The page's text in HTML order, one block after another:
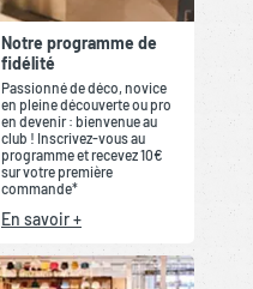
Notre programme de
fidélité
Passionné de déco, novice
en pleine découverte ou pro
en devenir : bienvenue au
club ! Inscrivez-vous au
programme et recevez 10€
sur votre première
commande*
En savoir +